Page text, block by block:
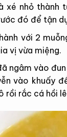
xé nhỏ thành
đó để tận
với 2
vị vừa miệng.
ngâm vào
vào khuấy
rồi rắc cá hồi